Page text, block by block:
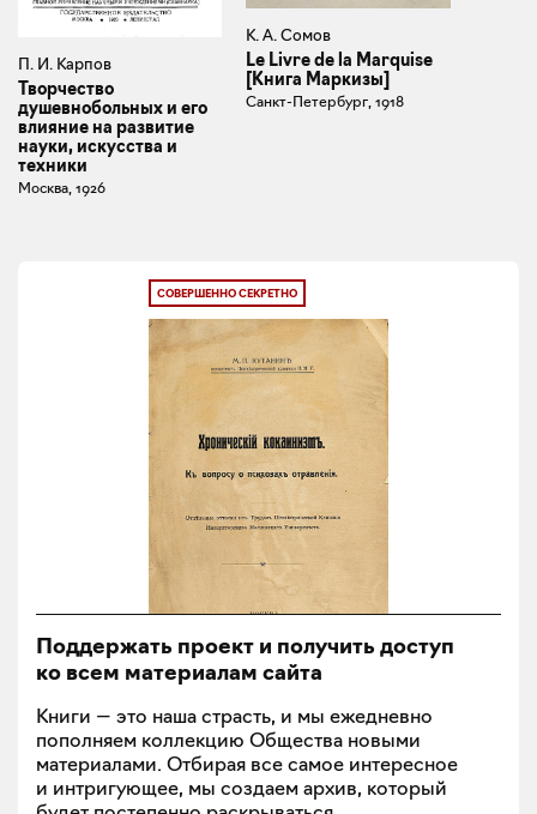
П. И. Карпов
Творчество
душевнобольных и его
влияние на развитие
науки, искусства и
техники
Москва, 1926
К. А. Сомов
Le Livre de la Marquise
[Книга Маркизы]
Санкт-Петербург, 1918
СОВЕРШЕННО СЕКРЕТНО
Поддержать проект и получить доступ
ко всем материалам сайта
Книги — это наша страсть, и мы ежедневно
пополняем коллекцию Общества новыми
материалами. Отбирая все самое интересное
и интригующее, мы создаем архив, который